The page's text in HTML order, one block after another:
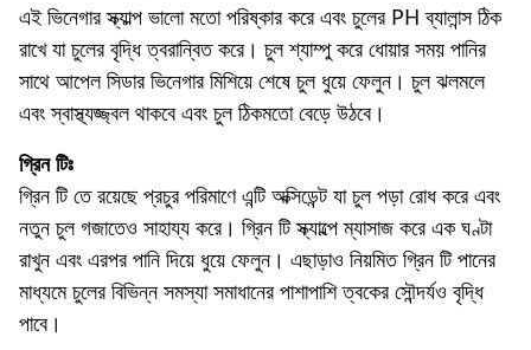
এই ভিনেগার স্ক্যাল্প ভালো মতো পরিষ্কার করে এবং চুলের PH ব্যালান্স ঠিক
রাখে যা চুলের বৃদ্ধি ত্বরান্বিত করে। চুল শ্যাম্পু করে ধোয়ার সময় পানির
সাথে আপেল সিডার ভিনেগার মিশিয়ে শেষে চুল ধুয়ে ফেলুন। চুল ঝলমলে
এবং স্বাস্থ্যজ্জ্বল থাকবে এবং চুল ঠিকমতো বেড়ে উঠবে।
গ্রিন টিঃ
গ্রিন টি তে রয়েছে প্রচুর পরিমাণে এন্টি অক্সিডেন্ট যা চুল পড়া রোধ করে এবং
নতুন চুল গজাতেও সাহায্য করে। গ্রিন টি স্ক্যাল্পে ম্যাসাজ করে এক ঘণ্টা
রাখুন এবং এরপর পানি দিয়ে ধুয়ে ফেলুন। এছাড়াও নিয়মিত গ্রিন টি পানের
মাধ্যমে চুলের বিভিন্ন সমস্যা সমাধানের পাশাপাশি ত্বকের সৌন্দর্যও বৃদ্ধি
পাবে।